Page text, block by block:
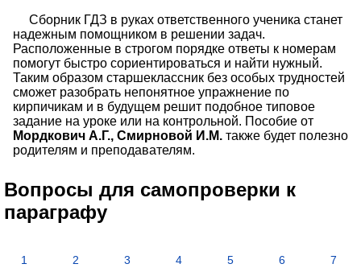
Сборник ГДЗ в руках ответственного ученика станет
надежным помощником в решении задач.
Расположенные в строгом порядке ответы к номерам
помогут быстро сориентироваться и найти нужный.
Таким образом старшеклассник без особых трудностей
сможет разобрать непонятное упражнение по
кирпичикам и в будущем решит подобное типовое
задание на уроке или на контрольной. Пособие от
Мордкович А.Г., Смирновой И.М. также будет полезно
родителям и преподавателям.
Вопросы для самопроверки к
параграфу
1 2 3 4 5 6 7